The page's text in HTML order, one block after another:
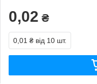
0,02 ₴
0,01 ₴ від 10 шт.